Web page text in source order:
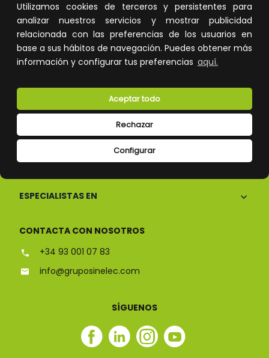
Utilizamos cookies de terceros y persistentes para
analizar nuestros servicios y mostrar publicidad
relacionada con las preferencias de los usuarios en
base a sus hábitos de navegación. Puedes obtener más
información y configurar tus preferencias aquí.
Configurar
Rechazar
Aceptar todo
Atención al cliente
CONÓCENOS
ESPECIALISTAS EN
CONTACTA CON NOSOTROS
+34 93 001 07 83
info@gruposinelec.com
SÍGUENOS
Facebook
Linkedin
Instagram
Youtube